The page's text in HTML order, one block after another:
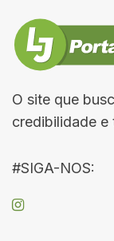
O site que
credibilidade e
#SIGA-NOS: